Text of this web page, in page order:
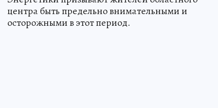
центра быть предельно внимательными и
осторожными в этот период.